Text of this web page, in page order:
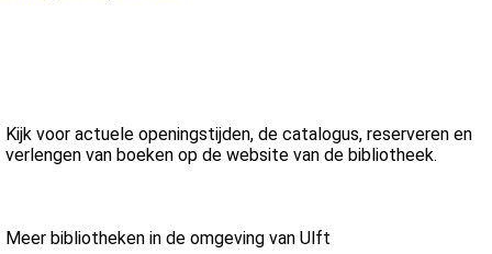
Kijk voor actuele openingstijden, de catalogus, reserveren en
verlengen van boeken op de website van de bibliotheek.
Meer bibliotheken in de omgeving van Ulft